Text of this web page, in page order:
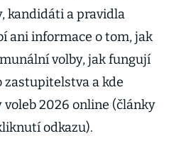
kandidáti a pravidla
ani informace o tom, jak
volby, jak fungují
zastupitelstva a kde
voleb 2026 online (články
odkazu).